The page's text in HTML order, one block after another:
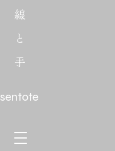
sentote
線
と
手